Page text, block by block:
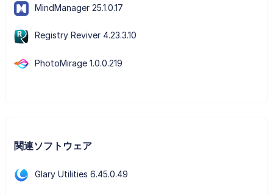
MindManager 25.1.0.17
Registry Reviver 4.23.3.10
PhotoMirage 1.0.0.219
関連ソフトウェア
Glary Utilities 6.45.0.49